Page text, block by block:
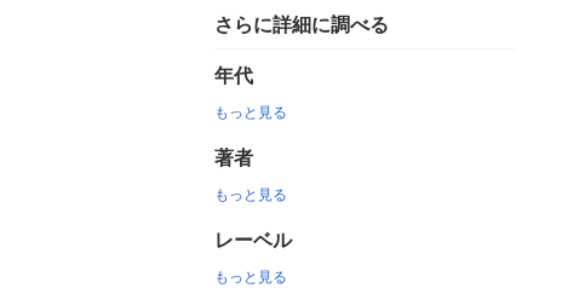
さらに詳細に調べる
年代
もっと見る
著者
もっと見る
レーベル
もっと見る